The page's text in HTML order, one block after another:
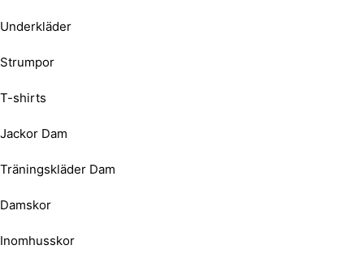
Underkläder
Strumpor
T-shirts
Jackor Dam
Träningskläder Dam
Damskor
Inomhusskor